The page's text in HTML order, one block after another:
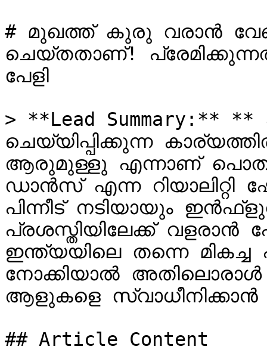
# മുഖത്ത് കുരു വരാന്‍
ചെയ്തതാണ്!
പേളി
> **Lead Summary:** **
ചെയ്യിപ്പിക്കുന്ന
ആരുമുള്ളു എന്നാണ്
ഡാന്‍സ് എന്ന റിയാലിറ്റി
പിന്നീട് നടിയായും ഇന്‍ഫ്‌ളുവന്‍സറായിട്ടുമൊക്കെ
പ്രശസ്തിയിലേക്ക് വളരാന്‍
ഇന്ത്യയിലെ തന്നെ മികച്ച പത്ത്
നോക്കിയാല്‍ അതിലൊരാള്‍
ആളുകളെ സ്വാധീനിക്കാന്‍
## Article Content